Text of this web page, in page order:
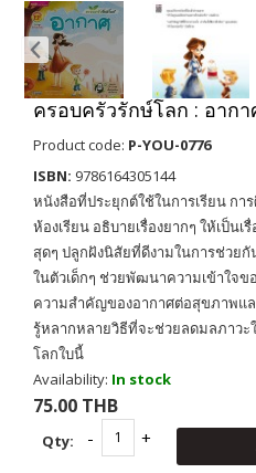
ครอบครัวรักษ์โลก : อากา
Product code: P-YOU-0776
ISBN: 9786164305144
หนังสือที่ประยุกต์ใช้ในการเรียน กา
ห้องเรียน อธิบายเรื่องยากๆ ให้เป็น
สุดๆ ปลูกฝังนิสัยที่ดีงามในการช่วย
ในตัวเด็กๆ ช่วยพัฒนาความเข้าใจข
ความสำคัญของอากาศต่อสุขภาพแ
รู้หลากหลายวิธีที่จะช่วยลดมลภาว
โลกใบนี้
Availability: In stock
75.00 THB
Qty: